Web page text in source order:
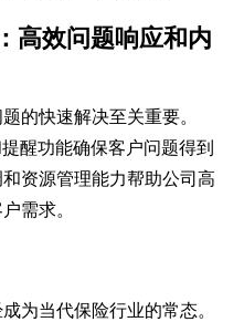
高效问题响应和内
的快速解决至关重要。
醒功能确保客户问题得到
资源管理能力帮助公司高
需求。
为当代保险行业的常态。